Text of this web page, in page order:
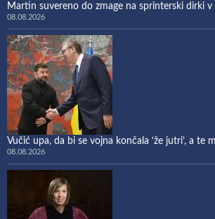
Martin suvereno do zmage na sprinterski dirki v
08.08.2026
Vučić upa, da bi se vojna končala ‘že jutri’, a te
08.08.2026